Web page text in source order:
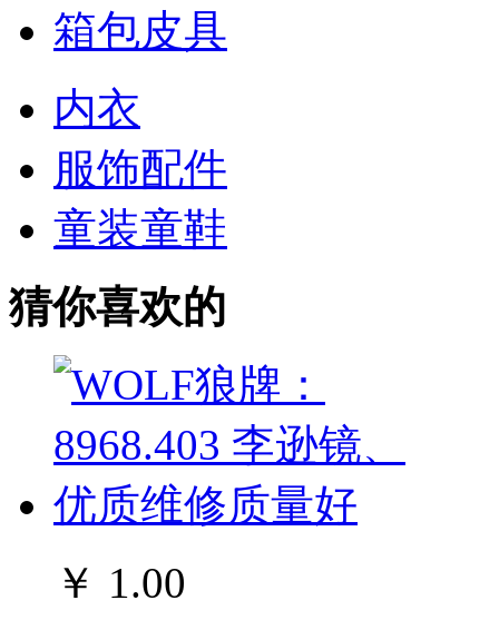
箱包皮具
内衣
服饰配件
童装童鞋
猜你喜欢的
￥ 1.00